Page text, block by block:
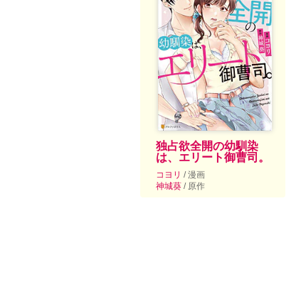
独占欲全開の幼馴染
は、エリート御曹司。
コヨリ / 漫画
神城葵 / 原作